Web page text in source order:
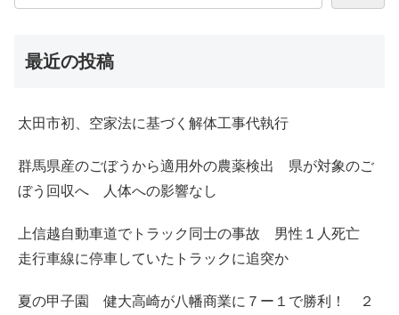
最近の投稿
太田市初、空家法に基づく解体工事代執行
群馬県産のごぼうから適用外の農薬検出 県が対象のご
ぼう回収へ 人体への影響なし
上信越自動車道でトラック同士の事故 男性１人死亡
走行車線に停車していたトラックに追突か
夏の甲子園 健大高崎が八幡商業に７ー１で勝利！ ２